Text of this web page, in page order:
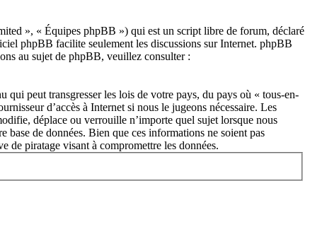
», « Équipes phpBB ») qui est un script libre de forum, déclaré
phpBB facilite seulement les discussions sur Internet. phpBB
au sujet de phpBB, veuillez consulter :
qui peut transgresser les lois de votre pays, du pays où « tous-en-
d’accès à Internet si nous le jugeons nécessaire. Les
déplace ou verrouille n’importe quel sujet lorsque nous
base de données. Bien que ces informations ne soient pas
de piratage visant à compromettre les données.